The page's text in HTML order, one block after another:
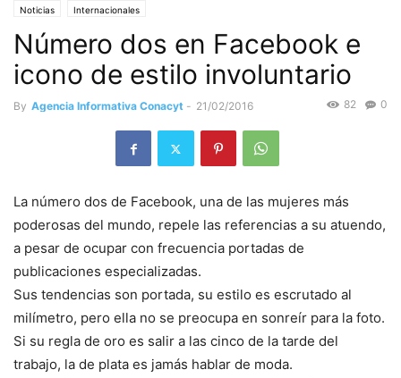
Noticias Internacionales
Número dos en Facebook e
icono de estilo involuntario
By Agencia Informativa Conacyt - 21/02/2016 0
82
La número dos de Facebook, una de las mujeres más
poderosas del mundo, repele las referencias a su atuendo,
a pesar de ocupar con frecuencia portadas de
publicaciones especializadas.
Sus tendencias son portada, su estilo es escrutado al
milímetro, pero ella no se preocupa en sonreír para la foto.
Si su regla de oro es salir a las cinco de la tarde del
trabajo, la de plata es jamás hablar de moda.